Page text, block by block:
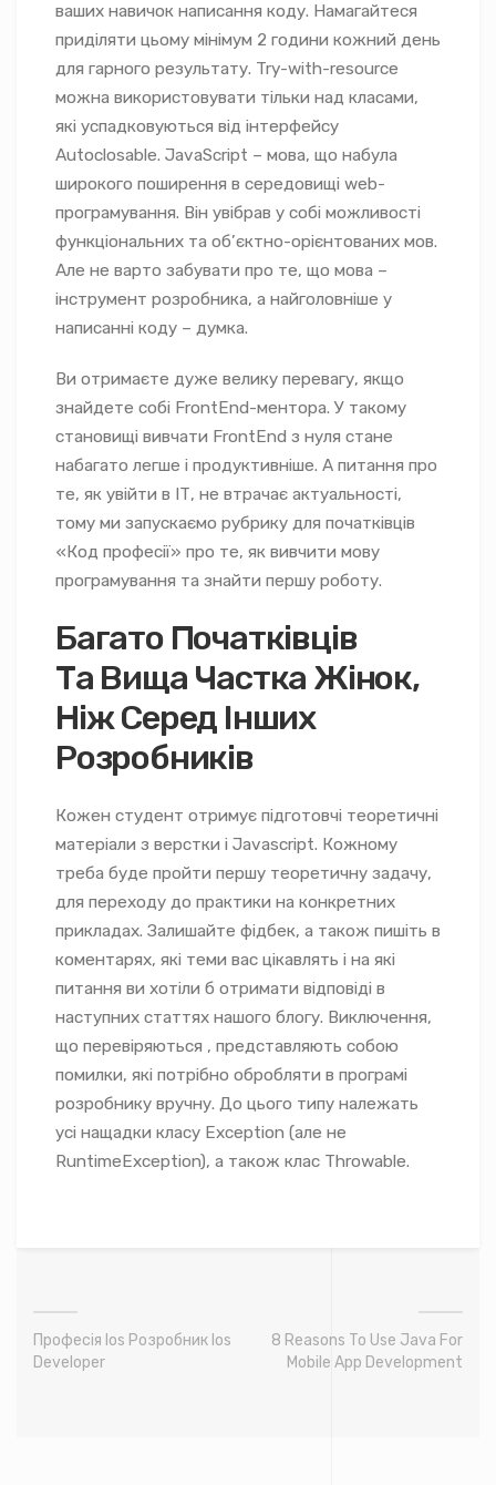
ваших навичок написання коду. Намагайтеся
приділяти цьому мінімум 2 години кожний день
для гарного результату. Try-with-resource
можна використовувати тільки над класами,
які успадковуються від інтерфейсу
Autoclosable. JavaScript – мова, що набула
широкого поширення в середовищі web-
програмування. Він увібрав у собі можливості
функціональних та об’єктно-орієнтованих мов.
Але не варто забувати про те, що мова –
інструмент розробника, а найголовніше у
написанні коду – думка.
Ви отримаєте дуже велику перевагу, якщо
знайдете собі FrontEnd-ментора. У такому
становищі вивчати FrontEnd з нуля стане
набагато легше і продуктивніше. А питання про
те, як увійти в ІТ, не втрачає актуальності,
тому ми запускаємо рубрику для початківців
«Код професії» про те, як вивчити мову
програмування та знайти першу роботу.
Багато Початківців
Та Вища Частка Жінок,
Ніж Серед Інших
Розробників
Кожен студент отримує підготовчі теоретичні
матеріали з верстки і Javascript. Кожному
треба буде пройти першу теоретичну задачу,
для переходу до практики на конкретних
прикладах. Залишайте фідбек, а також пишіть в
коментарях, які теми вас цікавлять і на які
питання ви хотіли б отримати відповіді в
наступних статтях нашого блогу. Виключення,
що перевіряються , представляють собою
помилки, які потрібно обробляти в програмі
розробнику вручну. До цього типу належать
усі нащадки класу Exception (але не
RuntimeException), а також клас Throwable.
Професія Ios Розробник Ios
Developer
8 Reasons To Use Java For
Mobile App Development